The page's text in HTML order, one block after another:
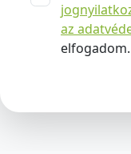
az
elfogadom.